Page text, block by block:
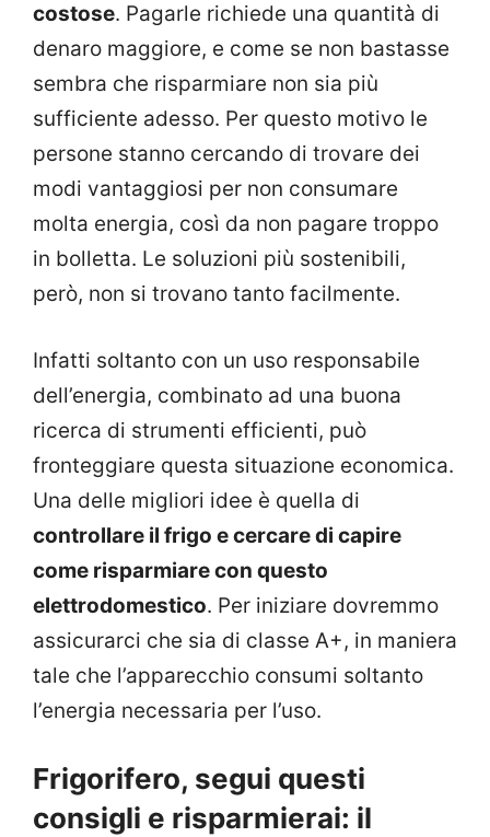
costose. Pagarle richiede una quantità di
denaro maggiore, e come se non bastasse
sembra che risparmiare non sia più
sufficiente adesso. Per questo motivo le
persone stanno cercando di trovare dei
modi vantaggiosi per non consumare
molta energia, così da non pagare troppo
in bolletta. Le soluzioni più sostenibili,
però, non si trovano tanto facilmente.
Infatti soltanto con un uso responsabile
dell’energia, combinato ad una buona
ricerca di strumenti efficienti, può
fronteggiare questa situazione economica.
Una delle migliori idee è quella di
controllare il frigo e cercare di capire
come risparmiare con questo
elettrodomestico. Per iniziare dovremmo
assicurarci che sia di classe A+, in maniera
tale che l’apparecchio consumi soltanto
l’energia necessaria per l’uso.
Frigorifero, segui questi
consigli e risparmierai: il